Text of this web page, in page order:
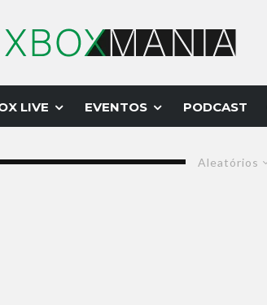
LIVE EVENTOS PODCAST
Aleatórios